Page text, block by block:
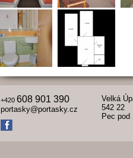
+420 608 901 390
portasky@portasky.cz
Velká
542 22
Pec pod